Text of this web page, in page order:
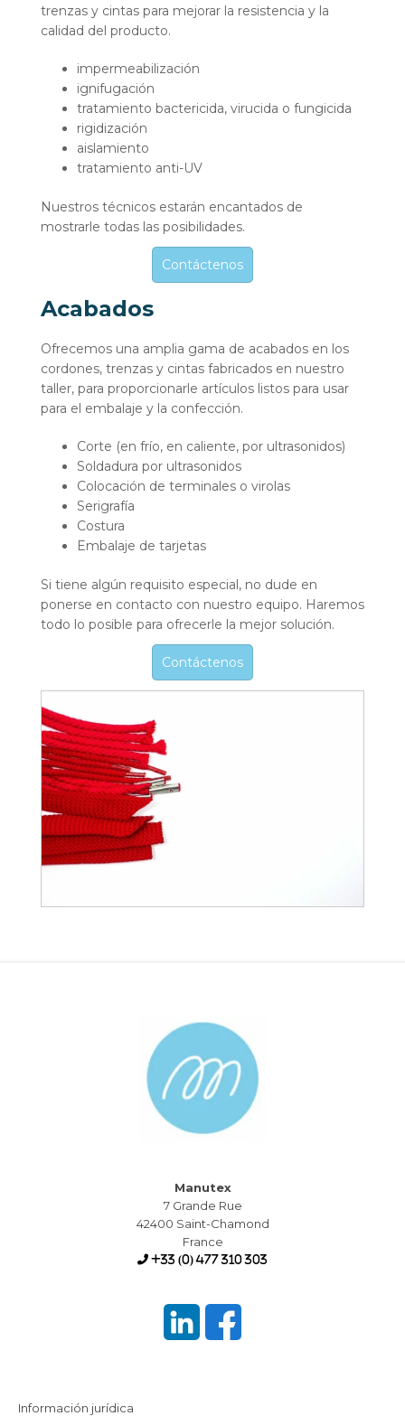
trenzas y cintas para mejorar la resistencia y la
calidad del producto.
impermeabilización
ignifugación
tratamiento bactericida, virucida o fungicida
rigidización
aislamiento
tratamiento anti-UV
Nuestros técnicos estarán encantados de
mostrarle todas las posibilidades.
Contáctenos
Acabados
Ofrecemos una amplia gama de acabados en los
cordones, trenzas y cintas fabricados en nuestro
taller, para proporcionarle artículos listos para usar
para el embalaje y la confección.
Corte (en frío, en caliente, por ultrasonidos)
Soldadura por ultrasonidos
Colocación de terminales o virolas
Serigrafía
Costura
Embalaje de tarjetas
Si tiene algún requisito especial, no dude en
ponerse en contacto con nuestro equipo. Haremos
todo lo posible para ofrecerle la mejor solución.
Contáctenos
Manutex
7 Grande Rue
42400 Saint-Chamond
France
+33 (0) 477 310 303
Información jurídica